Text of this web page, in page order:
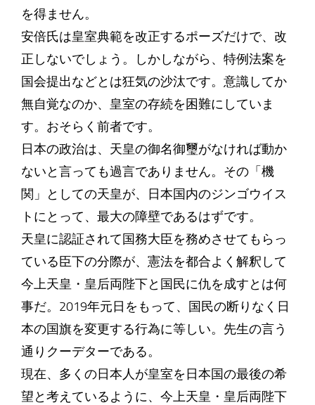
を得ません。
安倍氏は皇室典範を改正するポーズだけで、改
正しないでしょう。しかしながら、特例法案を
国会提出などとは狂気の沙汰です。意識してか
無自覚なのか、皇室の存続を困難にしていま
す。おそらく前者です。
日本の政治は、天皇の御名御璽がなければ動か
ないと言っても過言でありません。その「機
関」としての天皇が、日本国内のジンゴウイス
トにとって、最大の障壁であるはずです。
天皇に認証されて国務大臣を務めさせてもらっ
ている臣下の分際が、憲法を都合よく解釈して
今上天皇・皇后両陛下と国民に仇を成すとは何
事だ。2019年元日をもって、国民の断りなく日
本の国旗を変更する行為に等しい。先生の言う
通りクーデターである。
現在、多くの日本人が皇室を日本国の最後の希
望と考えているように、今上天皇・皇后両陛下